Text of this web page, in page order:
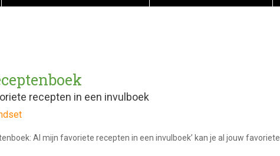
recepten in een invulboek
Al mijn favoriete recepten in een invulboek’ kan je al jouw favoriete